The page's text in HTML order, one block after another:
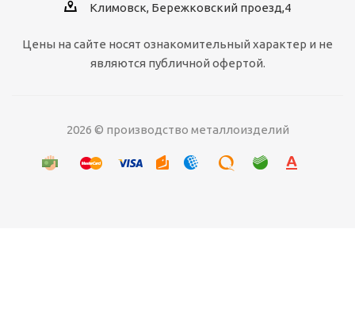
Климовск, Бережковский проезд,4
Цены на сайте носят ознакомительный характер и не
являются публичной офертой.
2026 © производство металлоизделий